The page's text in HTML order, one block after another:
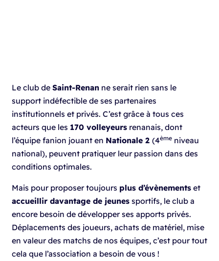
Le club de Saint-Renan ne serait rien sans le
support indéfectible de ses partenaires
institutionnels et privés. C’est grâce à tous ces
acteurs que les 170 volleyeurs renanais, dont
l’équipe fanion jouant en Nationale 2 (4ème niveau
national), peuvent pratiquer leur passion dans des
conditions optimales.
Mais pour proposer toujours plus d’évènements et
accueillir davantage de jeunes sportifs, le club a
encore besoin de développer ses apports privés.
Déplacements des joueurs, achats de matériel, mise
en valeur des matchs de nos équipes, c’est pour tout
cela que l’association a besoin de vous !